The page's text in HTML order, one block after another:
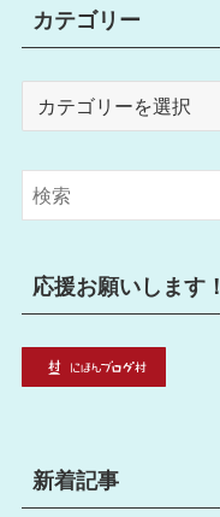
カテゴリー
リ
ー
応援お願いします！
新着記事